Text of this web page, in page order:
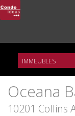
Oceana
10201 Collins